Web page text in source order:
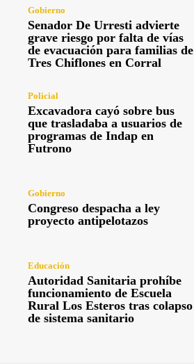
Gobierno
Senador De Urresti advierte
grave riesgo por falta de vías
de evacuación para familias de
Tres Chiflones en Corral
Policial
Excavadora cayó sobre bus
que trasladaba a usuarios de
programas de Indap en
Futrono
Gobierno
Congreso despacha a ley
proyecto antipelotazos
Educación
Autoridad Sanitaria prohíbe
funcionamiento de Escuela
Rural Los Esteros tras colapso
de sistema sanitario